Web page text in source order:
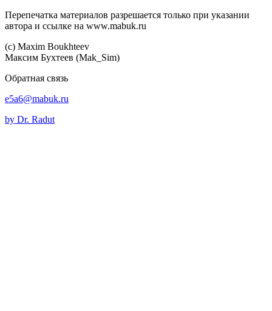
Перепечатка материалов разрешается только при указании
автора и ссылке на www.mabuk.ru
(c) Maхim Boukhteev
Максим Бухтеев (Mak_Sim)
Обратная связь
e5a6@mabuk.ru
by Dr. Radut